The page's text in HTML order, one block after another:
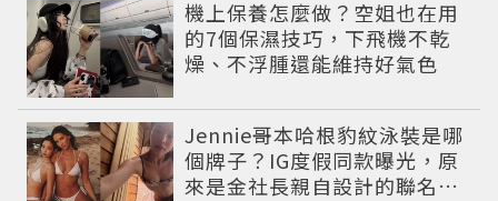
機上保養怎麼做？空姐也在用
的7個保濕技巧，下飛機不乾
燥、不浮腫還能維持好氣色
Jennie哥本哈根豹紋泳裝是哪
個牌子？IG度假同款曝光，原
來是金社長親自設計的聯名系